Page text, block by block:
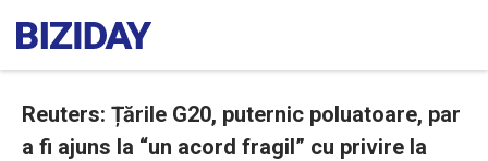
Reuters: Țările G20, puternic poluatoare, par
a fi ajuns la “un acord fragil” cu privire la